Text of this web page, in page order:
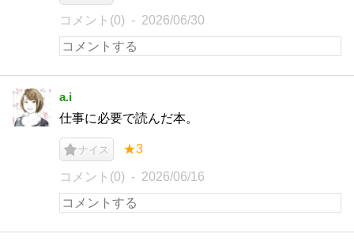
コメント(0) 2026/06/30
a.i
仕事に必要で読んだ本。
ナイス ★3
コメント(0) 2026/06/16